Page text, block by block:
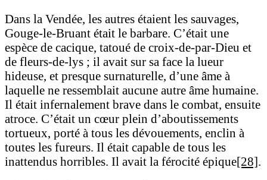
Dans la Vendée, les autres étaient les sauvages,
Gouge-le-Bruant était le barbare. C’était une
espèce de cacique, tatoué de croix-de-par-Dieu et
de fleurs-de-lys ; il avait sur sa face la lueur
hideuse, et presque surnaturelle, d’une âme à
laquelle ne ressemblait aucune autre âme humaine.
Il était infernalement brave dans le combat, ensuite
atroce. C’était un cœur plein d’aboutissements
tortueux, porté à tous les dévouements, enclin à
toutes les fureurs. Il était capable de tous les
inattendus horribles. Il avait la férocité épique[28].